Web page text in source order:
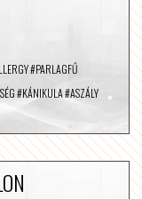
#PARLAGFŰ
#KÁNIKULA #ASZÁLY